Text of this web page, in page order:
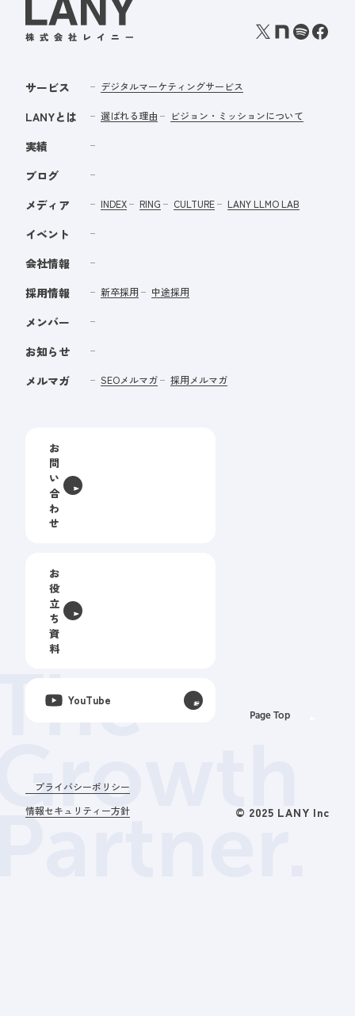
プライバシーポリシー
情報セキュリティー方針
© 2025 LANY Inc
サービス デジタルマーケティングサービス
LANYとは 選ばれる理由 ビジョン・ミッションについて
実績
ブログ
メディア
INDEX RING CULTURE LANY LLMO LAB
イベント
会社情報
採用情報
新卒採用 中途採用
メンバー
お知らせ
メルマガ
SEOメルマガ 採用メルマガ
お
問
い
合
わ
せ
お
役
立
ち
資
料
YouTube
Page Top